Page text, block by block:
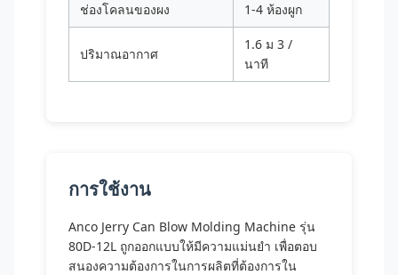
ช่องโคลนของผง 1-4 ห้องผูก
ปริมาณอากาศ
1.6 ม 3 /
นาที
การใช้งาน
Anco Jerry Can Blow Molding Machine รุ่น
80D-12L ถูกออกแบบให้มีความแม่นยํา เพื่อตอบ
สนองความต้องการในการผลิตที่ต้องการใน